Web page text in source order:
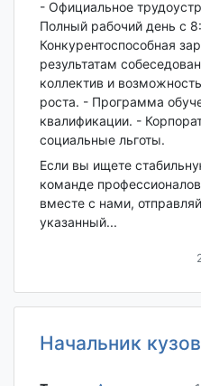
- Официальное
Полный рабочий день с
Конкурентоспособная
результатам
коллектив и
роста. - Программа
квалификации. -
социальные льготы.
Если вы ищете
команде
вместе с нами,
указанный...
Начальник